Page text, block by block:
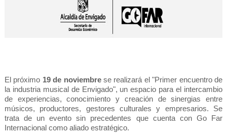
El próximo 19 de noviembrese realizará el "Primer encuentro de
la industria musical de Envigado", un espacio para el intercambio
de experiencias, conocimiento y creación de sinergias entre
músicos, productores, gestores culturales y empresarios. Se
trata de un evento sin precedentes que cuenta con Go Far
Internacional como aliado estratégico.